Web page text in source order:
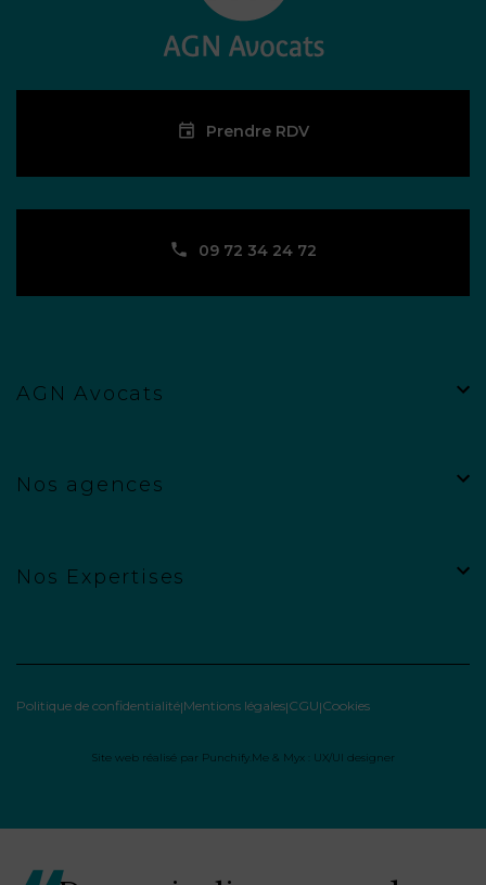
Prendre RDV
09 72 34 24 72
AGN Avocats
Nos agences
Nos Expertises
Politique de confidentialité Mentions légales CGU Cookies
Site web réalisé par Punchify.Me & Myx : UX/UI designer